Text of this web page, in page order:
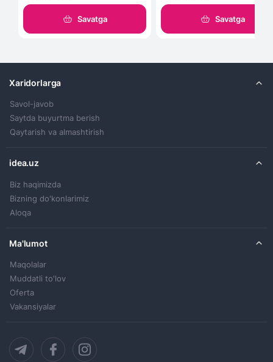
Savatga Savatga
Xaridorlarga
Savol-javob
Saytda buyurtma berish
Qaytarish va almashtirish
idea.uz
Biz haqimizda
Bizning do'konlarimiz
Aloqa
Ma'lumot
Maqolalar
Muddatli to'lov
Oferta
Vakansiyalar